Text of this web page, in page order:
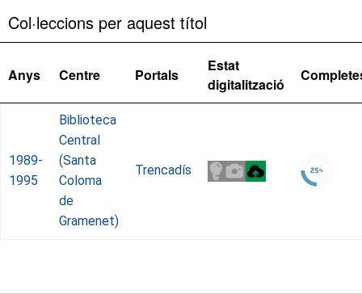
Col·leccions per aquest títol
Anys Centre Portals
Estat
digitalització
1989-
1995
Biblioteca
Central
(Santa
Coloma
de
Gramenet)
Trencadís